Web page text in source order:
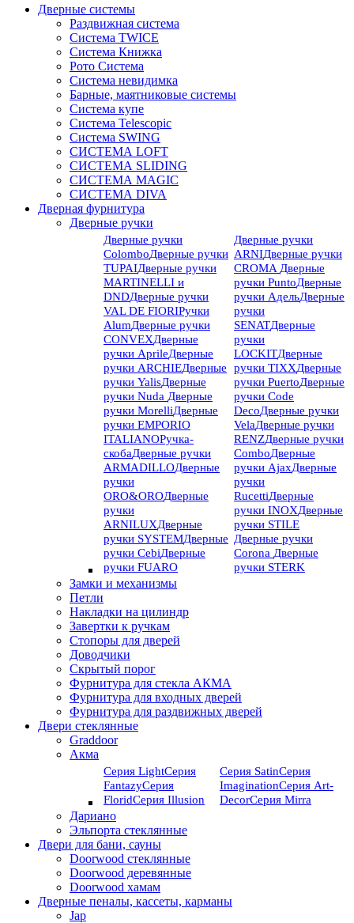
Дверные системы
Раздвижная система
Система TWICE
Система Книжка
Рото Система
Система невидимка
Барные, маятниковые системы
Система купе
Система Telescopic
Система SWING
СИСТЕМА LOFT
СИСТЕМА SLIDING
СИСТЕМА MAGIC
СИСТЕМА DIVA
Дверная фурнитура
Дверные ручки
Дверные ручки
ColomboДверные ручки
TUPAIДверные ручки
MARTINELLI и
DNDДверные ручки
VAL DE FIORIРучки
AlumДверные ручки
CONVEXДверные
ручки AprileДверные
ручки ARCHIEДверные
ручки YalisДверные
ручки Nuda Дверные
ручки MorelliДверные
ручки EMPORIO
ITALIANOРучка-
скобаДверные ручки
ARMADILLOДверные
ручки
ORO&OROДверные
ручки
ARNILUXДверные
ручки SYSTEMДверные
ручки CebiДверные
ручки FUARO
Дверные ручки
ARNIДверные ручки
CROMA Дверные
ручки PuntoДверные
ручки АдельДверные
ручки
SENATДверные
ручки
LOCKITДверные
ручки TIXXДверные
ручки PuertoДверные
ручки Code
DecoДверные ручки
VelaДверные ручки
RENZДверные ручки
ComboДверные
ручки AjaxДверные
ручки
RucettiДверные
ручки INOXДверные
ручки STILE
Дверные ручки
Corona Дверные
ручки STERK
Замки и механизмы
Петли
Накладки на цилиндр
Завертки к ручкам
Стопоры для дверей
Доводчики
Скрытый порог
Фурнитура для стекла АКМА
Фурнитура для входных дверей
Фурнитура для раздвижных дверей
Двери стеклянные
Graddoor
Акма
Серия LightСерия
FantazyСерия
FloridСерия Illusion
Серия SatinСерия
ImaginationСерия Art-
DeсorСерия Mirra
Дариано
Эльпорта стеклянные
Двери для бани, сауны
Doorwood стеклянные
Doorwood деревянные
Doorwood хамам
Дверные пеналы, кассеты, карманы
Jap